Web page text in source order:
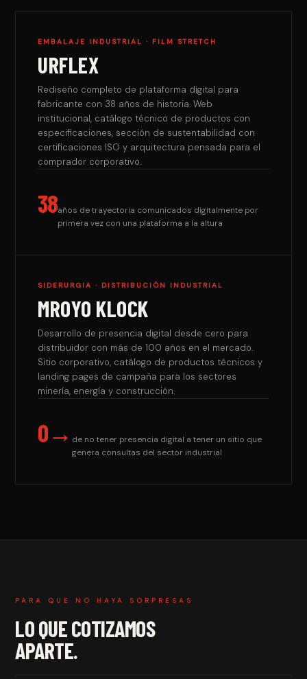
EMBALAJE INDUSTRIAL · FILM STRETCH
URFLEX
Rediseño completo de plataforma digital para
fabricante con 38 años de historia. Web
institucional, catálogo técnico de productos con
especificaciones, sección de sustentabilidad con
certificaciones ISO y arquitectura pensada para el
comprador corporativo.
38años de trayectoria comunicados digitalmente por
primera vez con una plataforma a la altura
SIDERURGIA · DISTRIBUCIÓN INDUSTRIAL
MROYO KLOCK
Desarrollo de presencia digital desde cero para
distribuidor con más de 100 años en el mercado.
Sitio corporativo, catálogo de productos técnicos y
landing pages de campaña para los sectores
minería, energía y construcción.
0→ de no tener presencia digital a tener un sitio que
genera consultas del sector industrial
PARA QUE NO HAYA SORPRESAS
LO QUE COTIZAMOS
APARTE.